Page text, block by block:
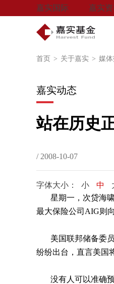
嘉实国际 嘉实
首页 > 关于嘉实 > 媒
嘉实动态
站在历史
/ 2008-10-07
字体大小： 小 中
星期一，次贷海
最大保险公司 AIG则
美国联邦储备委
纷纷出台，直言美国
没有人可以准确